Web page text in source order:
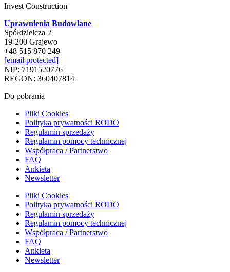
Invest Construction
Uprawnienia Budowlane
Spółdzielcza 2
19-200 Grajewo
+48 515 870 249
[email protected]
NIP: 7191520776
REGON: 360407814
Do pobrania
Pliki Cookies
Polityka prywatności RODO
Regulamin sprzedaży
Regulamin pomocy technicznej
Współpraca / Partnerstwo
FAQ
Ankieta
Newsletter
Pliki Cookies
Polityka prywatności RODO
Regulamin sprzedaży
Regulamin pomocy technicznej
Współpraca / Partnerstwo
FAQ
Ankieta
Newsletter